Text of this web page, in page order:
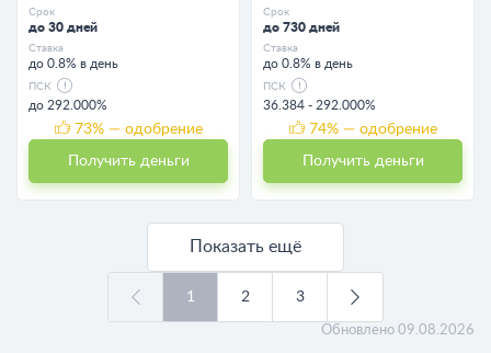
Срок
до 30 дней
Ставка
до 0.8% в день
ПСК
до 292.000%
73% — одобрение
Получить деньги
Срок
до 730 дней
Ставка
до 0.8% в день
ПСК
36.384 - 292.000%
74% — одобрение
Получить деньги
Показать ещё
1 2 3
Обновлено 09.08.2026